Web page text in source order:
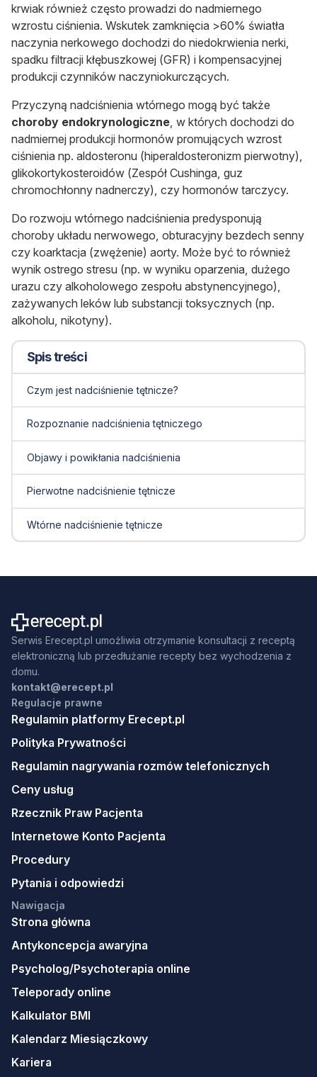
Spis treści
Czym jest nadciśnienie tętnicze?
Rozpoznanie nadciśnienia tętniczego
Objawy i powikłania nadciśnienia
Pierwotne nadciśnienie tętnicze
Wtórne nadciśnienie tętnicze
krwiak również często prowadzi do nadmiernego
wzrostu ciśnienia. Wskutek zamknięcia >60% światła
naczynia nerkowego dochodzi do niedokrwienia nerki,
spadku filtracji kłębuszkowej (GFR) i kompensacyjnej
produkcji czynników naczyniokurczących.
Przyczyną nadciśnienia wtórnego mogą być także
choroby endokrynologiczne , w których dochodzi do
nadmiernej produkcji hormonów promujących wzrost
ciśnienia np. aldosteronu (hiperaldosteronizm pierwotny),
glikokortykosteroidów (Zespół Cushinga, guz
chromochłonny nadnerczy), czy hormonów tarczycy.
Do rozwoju wtórnego nadciśnienia predysponują
choroby układu nerwowego, obturacyjny bezdech senny
czy koarktacja (zwężenie) aorty. Może być to również
wynik ostrego stresu (np. w wyniku oparzenia, dużego
urazu czy alkoholowego zespołu abstynencyjnego),
zażywanych leków lub substancji toksycznych (np.
alkoholu, nikotyny).
Serwis Erecept.pl umożliwia otrzymanie konsultacji z receptą
elektroniczną lub przedłużanie recepty bez wychodzenia z
domu.
kontakt@erecept.pl
Regulacje prawne
Regulamin platformy Erecept.pl
Polityka Prywatności
Regulamin nagrywania rozmów telefonicznych
Ceny usług
Rzecznik Praw Pacjenta
Internetowe Konto Pacjenta
Procedury
Pytania i odpowiedzi
Nawigacja
Strona główna
Antykoncepcja awaryjna
Psycholog/Psychoterapia online
Teleporady online
Kalkulator BMI
Kalendarz Miesiączkowy
Kariera